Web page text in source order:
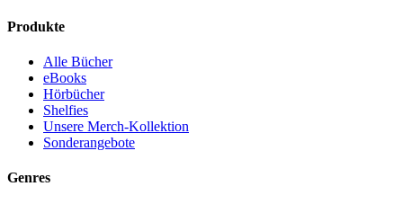
Produkte
Alle Bücher
eBooks
Hörbücher
Shelfies
Unsere Merch-Kollektion
Sonderangebote
Genres